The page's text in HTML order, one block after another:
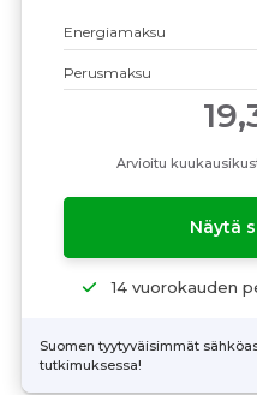
Energiamaksu
Perusmaksu
Arvioitu
Näytä
14 vuorokauden
Suomen tyytyväisimmät
tutkimuksessa!